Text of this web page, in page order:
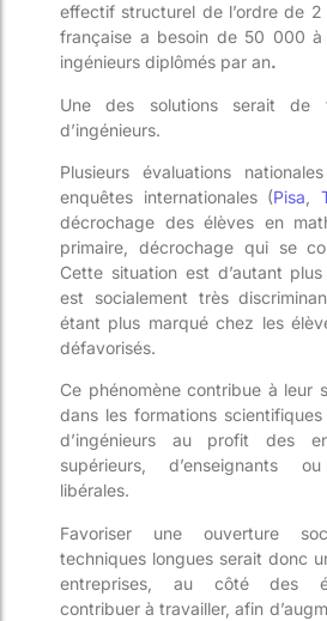
effectif structurel de l’ordre de 2
française a besoin de 50 000
ingénieurs diplômés par an.
Une des solutions serait de
d’ingénieurs.
Plusieurs évaluations
enquêtes internationales (Pisa
décrochage des élèves en
primaire, décrochage qui se
Cette situation est d’autant plus
est socialement très
étant plus marqué chez les
défavorisés.
Ce phénomène contribue à leur
dans les formations
d’ingénieurs au profit des
supérieurs, d’enseignants
libérales.
Favoriser une ouverture
techniques longues serait donc
entreprises, au côté des
contribuer à travailler, afin